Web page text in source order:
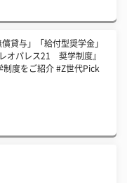
償貸与」「給付型奨学金」
オパレス21 奨学制度』
制度をご紹介 #Z世代Pick